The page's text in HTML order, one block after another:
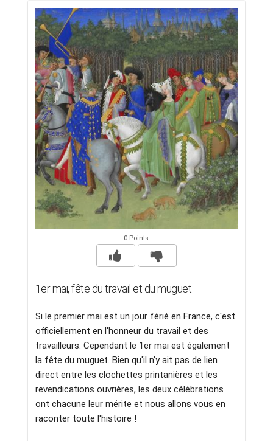
0 Points
1er mai, fête du travail et du muguet
Si le premier mai est un jour férié en France, c'est
officiellement en l'honneur du travail et des
travailleurs. Cependant le 1er mai est également
la fête du muguet. Bien qu'il n'y ait pas de lien
direct entre les clochettes printanières et les
revendications ouvrières, les deux célébrations
ont chacune leur mérite et nous allons vous en
raconter toute l'histoire !